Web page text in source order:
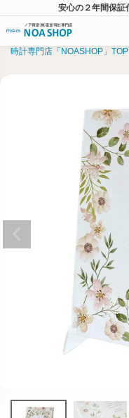
安心の２年間保証
時計専門店「NOASHOP」TOP